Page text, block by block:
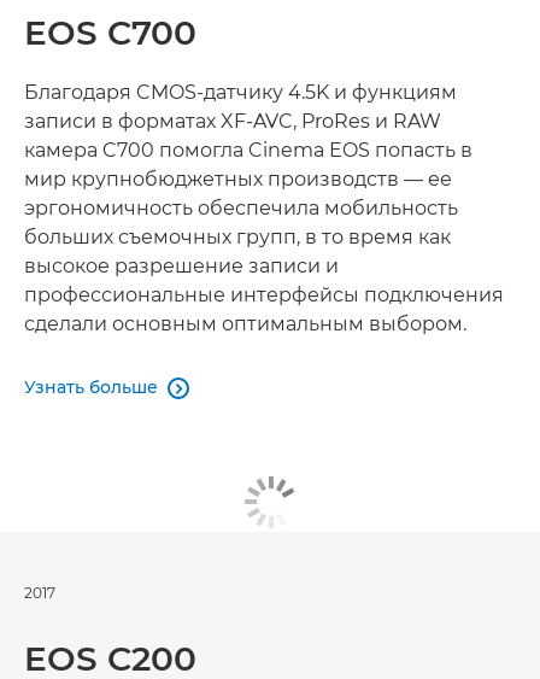
EOS C700
Благодаря CMOS-датчику 4.5K и функциям
записи в форматах XF-AVC, ProRes и RAW
камера C700 помогла Cinema EOS попасть в
мир крупнобюджетных производств — ее
эргономичность обеспечила мобильность
больших съемочных групп, в то время как
высокое разрешение записи и
профессиональные интерфейсы подключения
сделали основным оптимальным выбором.
Узнать больше 
2017
EOS C200